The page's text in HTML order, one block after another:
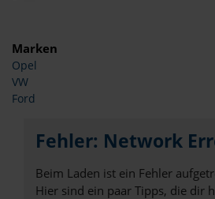
Marken
Opel
VW
Ford
Fehler: Network
Beim Laden ist ein Fehler
Hier sind ein paar Tipps, die dir